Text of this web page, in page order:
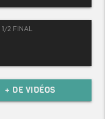
1/2 FINAL
+ DE VIDÉOS